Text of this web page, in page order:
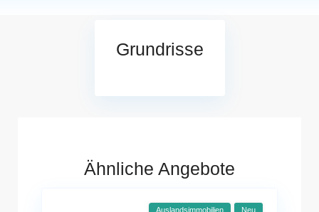
Grundrisse
Ähnliche Angebote
Auslandsimmobilien Neu